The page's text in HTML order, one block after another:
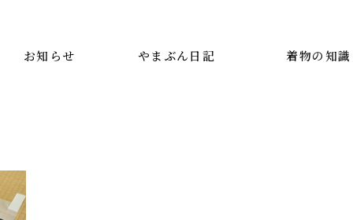
お知らせ やまぶん日記 着物の知識